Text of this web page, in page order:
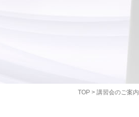
TOP > 講習会のご案内